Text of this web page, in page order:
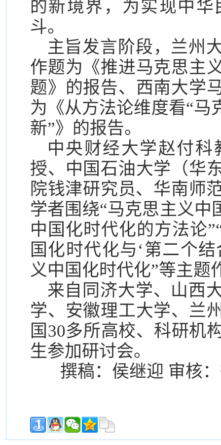
的新境界，为实现中
斗。
主旨发言阶段，兰州
作题为《推进马克思主
题》的报告、西南大学
为《从方法论维度看“马
新”》的报告。
中央财经大学赵付
授、中国石油大学（华
院钱津研究员、华南师
学者围绕“马克思主义中
中国化时代化的方法论
国化时代化与‘第二个
义中国化时代化”等主题
来自同济大学、山西
学、安徽理工大学、兰
国30多所高校、科研机
生参加研讨会。
撰稿：侯继迎 审核